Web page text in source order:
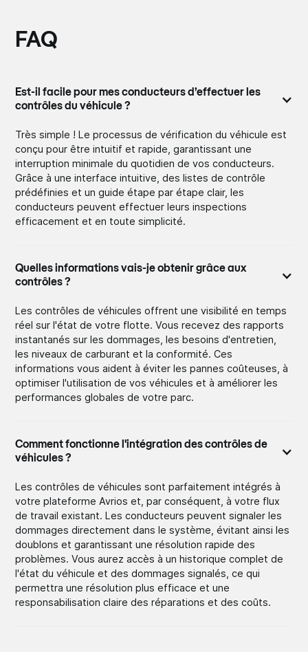
FAQ
Est-il facile pour mes conducteurs d’effectuer les
contrôles du véhicule ?
Très simple ! Le processus de vérification du véhicule est
conçu pour être intuitif et rapide, garantissant une
interruption minimale du quotidien de vos conducteurs.
Grâce à une interface intuitive, des listes de contrôle
prédéfinies et un guide étape par étape clair, les
conducteurs peuvent effectuer leurs inspections
efficacement et en toute simplicité.
Quelles informations vais-je obtenir grâce aux
contrôles ?
Les contrôles de véhicules offrent une visibilité en temps
réel sur l'état de votre flotte. Vous recevez des rapports
instantanés sur les dommages, les besoins d'entretien,
les niveaux de carburant et la conformité. Ces
informations vous aident à éviter les pannes coûteuses, à
optimiser l'utilisation de vos véhicules et à améliorer les
performances globales de votre parc.
Comment fonctionne l'intégration des contrôles de
véhicules ?
Les contrôles de véhicules sont parfaitement intégrés à
votre plateforme Avrios et, par conséquent, à votre flux
de travail existant. Les conducteurs peuvent signaler les
dommages directement dans le système, évitant ainsi les
doublons et garantissant une résolution rapide des
problèmes. Vous aurez accès à un historique complet de
l'état du véhicule et des dommages signalés, ce qui
permettra une résolution plus efficace et une
responsabilisation claire des réparations et des coûts.